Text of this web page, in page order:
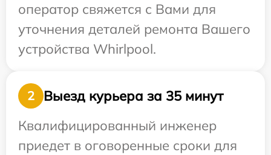
оператор свяжется с Вами для
уточнения деталей ремонта Вашего
устройства Whirlpool.
2
Выезд курьера за 35 минут
Квалифицированный инженер
приедет в оговоренные сроки для